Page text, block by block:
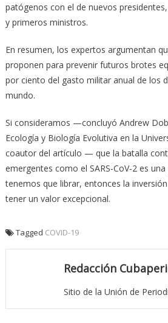
patógenos con el de nuevos
y primeros ministros.
En resumen, los expertos argumentan
proponen para prevenir futuros brotes
por ciento del gasto militar anual de los
mundo.
Si consideramos —concluyó Andrew
Ecología y Biología Evolutiva en la
coautor del artículo — que la batalla
emergentes como el SARS-CoV-2 es
tenemos que librar, entonces la
tener un valor excepcional.
Tagged COVID-19
Redacción
Sitio de la Unión de